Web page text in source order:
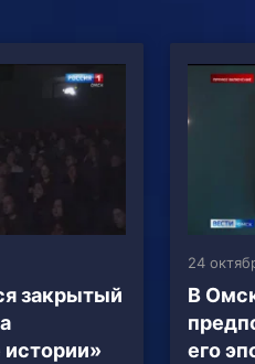
закрытый
24
В
его